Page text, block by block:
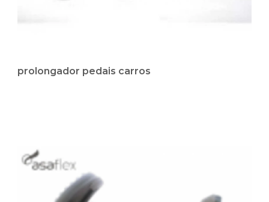
prolongador pedais carros